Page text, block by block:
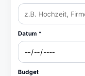
Datum *
Budget